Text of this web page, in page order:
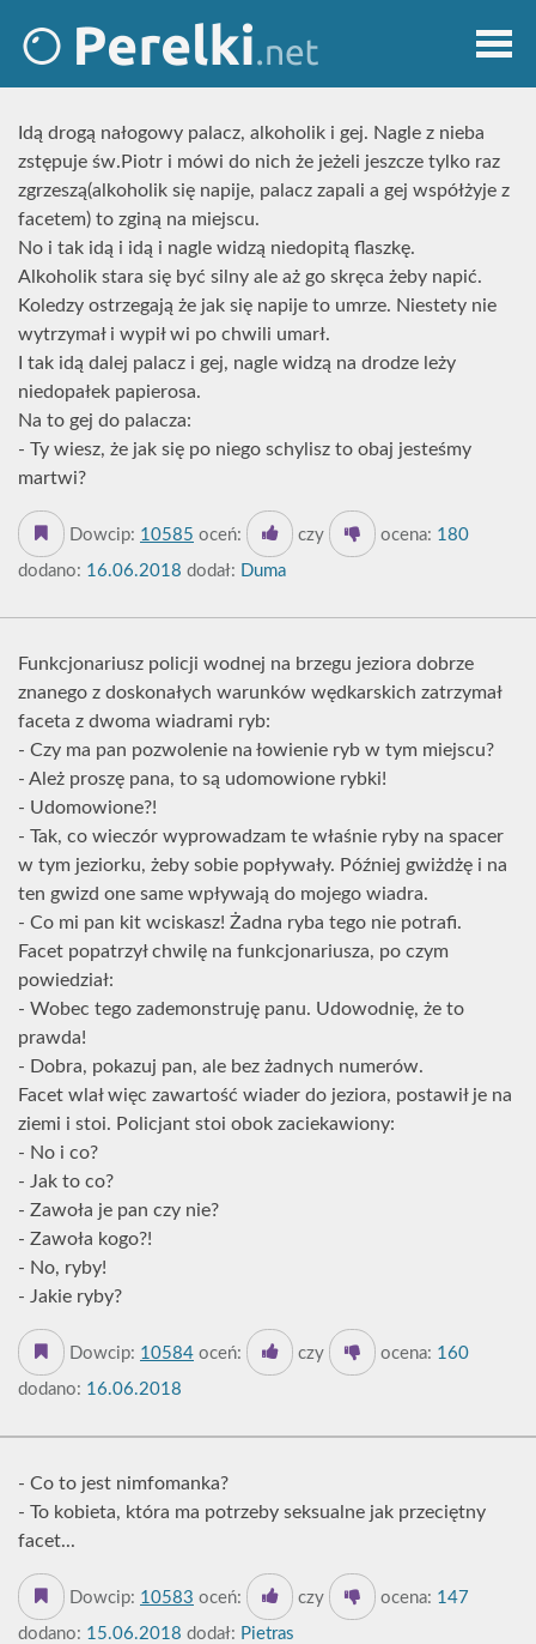
Idą drogą nałogowy palacz, alkoholik i gej. Nagle z nieba
zstępuje św.Piotr i mówi do nich że jeżeli jeszcze tylko raz
zgrzeszą(alkoholik się napije, palacz zapali a gej współżyje z
facetem) to zginą na miejscu.
No i tak idą i idą i nagle widzą niedopitą flaszkę.
Alkoholik stara się być silny ale aż go skręca żeby napić.
Koledzy ostrzegają że jak się napije to umrze. Niestety nie
wytrzymał i wypił wi po chwili umarł.
I tak idą dalej palacz i gej, nagle widzą na drodze leży
niedopałek papierosa.
Na to gej do palacza:
- Ty wiesz, że jak się po niego schylisz to obaj jesteśmy
martwi?
Dowcip: 10585 oceń: czy ocena: 180
dodano: 16.06.2018 dodał: Duma
Funkcjonariusz policji wodnej na brzegu jeziora dobrze
znanego z doskonałych warunków wędkarskich zatrzymał
faceta z dwoma wiadrami ryb:
- Czy ma pan pozwolenie na łowienie ryb w tym miejscu?
- Ależ proszę pana, to są udomowione rybki!
- Udomowione?!
- Tak, co wieczór wyprowadzam te właśnie ryby na spacer
w tym jeziorku, żeby sobie popływały. Później gwiżdżę i na
ten gwizd one same wpływają do mojego wiadra.
- Co mi pan kit wciskasz! Żadna ryba tego nie potrafi.
Facet popatrzył chwilę na funkcjonariusza, po czym
powiedział:
- Wobec tego zademonstruję panu. Udowodnię, że to
prawda!
- Dobra, pokazuj pan, ale bez żadnych numerów.
Facet wlał więc zawartość wiader do jeziora, postawił je na
ziemi i stoi. Policjant stoi obok zaciekawiony:
- No i co?
- Jak to co?
- Zawoła je pan czy nie?
- Zawoła kogo?!
- No, ryby!
- Jakie ryby?
Dowcip: 10584 oceń: czy ocena: 160
dodano: 16.06.2018
- Co to jest nimfomanka?
- To kobieta, która ma potrzeby seksualne jak przeciętny
facet...
Dowcip: 10583 oceń: czy ocena: 147
dodano: 15.06.2018 dodał: Pietras